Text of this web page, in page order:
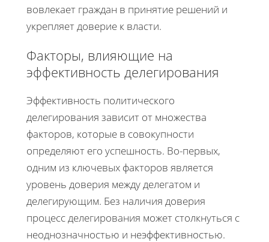
вовлекает граждан в принятие решений и
укрепляет доверие к власти.
Факторы, влияющие на
эффективность делегирования
Эффективность политического
делегирования зависит от множества
факторов, которые в совокупности
определяют его успешность. Во-первых,
одним из ключевых факторов является
уровень доверия между делегатом и
делегирующим. Без наличия доверия
процесс делегирования может столкнуться с
неоднозначностью и неэффективностью.